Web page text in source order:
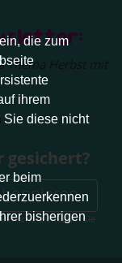
die zum
ihrem
Sie diese nicht
beim
bisherigen
Herbst mit
gesichert?
erhalten Sie